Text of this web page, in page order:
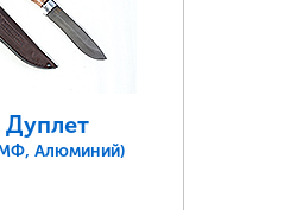
Алюминий)